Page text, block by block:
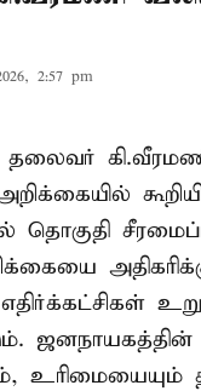
2:57 pm
தலைவர்
தொகுதி
ஜனநாயகத்தின்
உரிமையையும்